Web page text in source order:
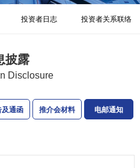
投资者日志 投资者关系联络
披露
Disclosure
及通函 推介会材料 电邮通知